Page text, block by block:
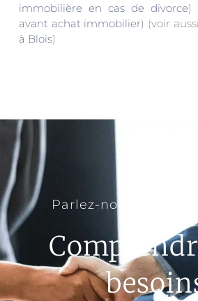
immobilière en cas de divorce)
avant achat immobilier) (voir
à Blois)
Parlez-nous de